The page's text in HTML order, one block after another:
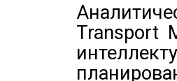
Transport